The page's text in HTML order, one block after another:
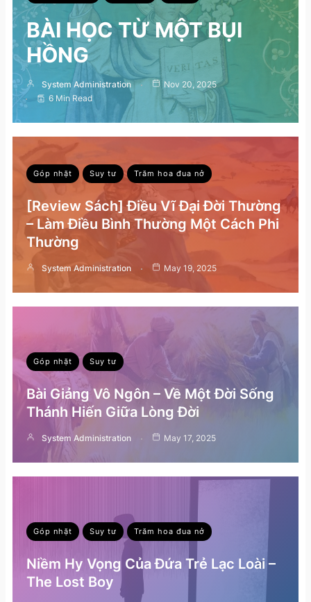
BÀI HỌC TỪ MỘT BỤI
HỒNG
System Administration
Nov 20, 2025
6 Min Read
Góp nhặt Suy tư Trăm hoa đua nở
[Review Sách] Điều Vĩ Đại Đời Thường
– Làm Điều Bình Thường Một Cách Phi
Thường
System Administration May 19, 2025
Góp nhặt Suy tư
Bài Giảng Vô Ngôn – Về Một Đời Sống
Thánh Hiến Giữa Lòng Đời
System Administration May 17, 2025
Góp nhặt Suy tư Trăm hoa đua nở
Niềm Hy Vọng Của Đứa Trẻ Lạc Loài –
The Lost Boy